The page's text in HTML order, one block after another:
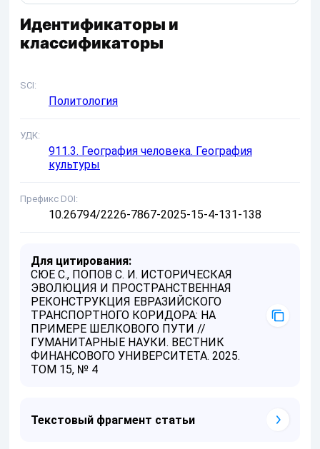
Идентификаторы и
классификаторы
SCI
Политология
УДК
911.3. География человека. География
культуры
Префикс DOI
10.26794/2226-7867-2025-15-4-131-138
Для цитирования:
СЮЕ С., ПОПОВ С. И. ИСТОРИЧЕСКАЯ
ЭВОЛЮЦИЯ И ПРОСТРАНСТВЕННАЯ
РЕКОНСТРУКЦИЯ ЕВРАЗИЙСКОГО
ТРАНСПОРТНОГО КОРИДОРА: НА
ПРИМЕРЕ ШЕЛКОВОГО ПУТИ //
ГУМАНИТАРНЫЕ НАУКИ. ВЕСТНИК
ФИНАНСОВОГО УНИВЕРСИТЕТА. 2025.
ТОМ 15, № 4
Текстовый фрагмент статьи